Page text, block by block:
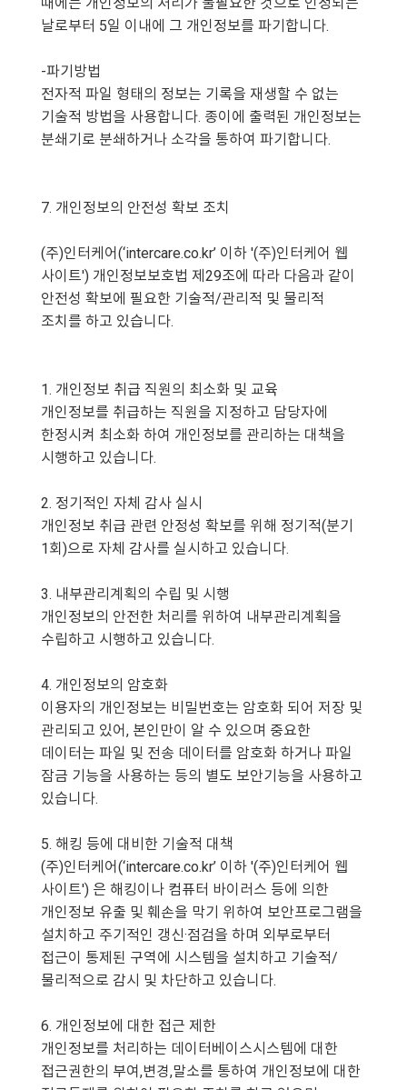
날로부터 5일 이내에 그 개인정보를 파기합니다.
-파기방법
전자적 파일 형태의 정보는 기록을 재생할 수 없는
기술적 방법을 사용합니다. 종이에 출력된 개인정보는
분쇄기로 분쇄하거나 소각을 통하여 파기합니다.
7. 개인정보의 안전성 확보 조치
(주)인터케어(‘intercare.co.kr’ 이하 '(주)인터케어 웹
사이트') 개인정보보호법 제29조에 따라 다음과 같이
안전성 확보에 필요한 기술적/관리적 및 물리적
조치를 하고 있습니다.
1. 개인정보 취급 직원의 최소화 및 교육
개인정보를 취급하는 직원을 지정하고 담당자에
한정시켜 최소화 하여 개인정보를 관리하는 대책을
시행하고 있습니다.
2. 정기적인 자체 감사 실시
개인정보 취급 관련 안정성 확보를 위해 정기적(분기
1회)으로 자체 감사를 실시하고 있습니다.
3. 내부관리계획의 수립 및 시행
개인정보의 안전한 처리를 위하여 내부관리계획을
수립하고 시행하고 있습니다.
4. 개인정보의 암호화
이용자의 개인정보는 비밀번호는 암호화 되어 저장 및
관리되고 있어, 본인만이 알 수 있으며 중요한
데이터는 파일 및 전송 데이터를 암호화 하거나 파일
잠금 기능을 사용하는 등의 별도 보안기능을 사용하고
있습니다.
5. 해킹 등에 대비한 기술적 대책
(주)인터케어(‘intercare.co.kr’ 이하 '(주)인터케어 웹
사이트') 은 해킹이나 컴퓨터 바이러스 등에 의한
개인정보 유출 및 훼손을 막기 위하여 보안프로그램을
설치하고 주기적인 갱신·점검을 하며 외부로부터
접근이 통제된 구역에 시스템을 설치하고 기술적/
물리적으로 감시 및 차단하고 있습니다.
6. 개인정보에 대한 접근 제한
개인정보를 처리하는 데이터베이스시스템에 대한
접근권한의 부여,변경,말소를 통하여 개인정보에 대한